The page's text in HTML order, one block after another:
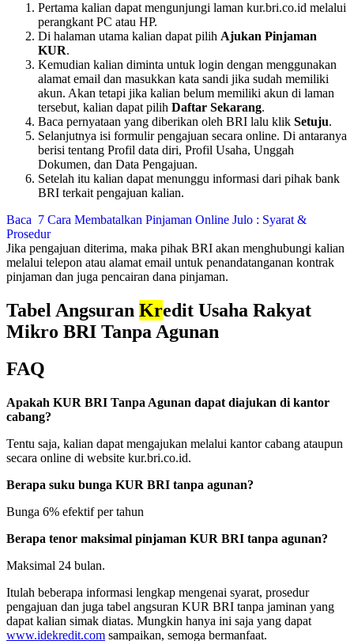
Pertama kalian dapat mengunjungi laman kur.bri.co.id melalui
perangkant PC atau HP.
Di halaman utama kalian dapat pilih Ajukan Pinjaman
KUR.
Kemudian kalian diminta untuk login dengan menggunakan
alamat email dan masukkan kata sandi jika sudah memiliki
akun. Akan tetapi jika kalian belum memiliki akun di laman
tersebut, kalian dapat pilih Daftar Sekarang.
Baca pernyataan yang diberikan oleh BRI lalu klik Setuju.
Selanjutnya isi formulir pengajuan secara online. Di antaranya
berisi tentang Profil data diri, Profil Usaha, Unggah
Dokumen, dan Data Pengajuan.
Setelah itu kalian dapat menunggu informasi dari pihak bank
BRI terkait pengajuan kalian.
Baca 7 Cara Membatalkan Pinjaman Online Julo : Syarat &
Prosedur
Jika pengajuan diterima, maka pihak BRI akan menghubungi kalian
melalui telepon atau alamat email untuk penandatanganan kontrak
pinjaman dan juga pencairan dana pinjaman.
Tabel Angsuran Kredit Usaha Rakyat
Mikro BRI Tanpa Agunan
FAQ
Apakah KUR BRI Tanpa Agunan dapat diajukan di kantor
cabang?
Tentu saja, kalian dapat mengajukan melalui kantor cabang ataupun
secara online di website kur.bri.co.id.
Berapa suku bunga KUR BRI tanpa agunan?
Bunga 6% efektif per tahun
Berapa tenor maksimal pinjaman KUR BRI tanpa agunan?
Maksimal 24 bulan.
Itulah beberapa informasi lengkap mengenai syarat, prosedur
pengajuan dan juga tabel angsuran KUR BRI tanpa jaminan yang
dapat kalian simak diatas. Mungkin hanya ini saja yang dapat
www.idekredit.com sampaikan, semoga bermanfaat.